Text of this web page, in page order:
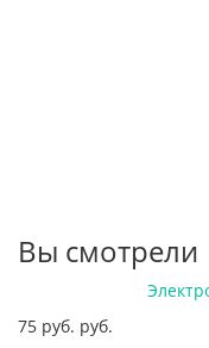
Вы смотрели
75 руб. руб.